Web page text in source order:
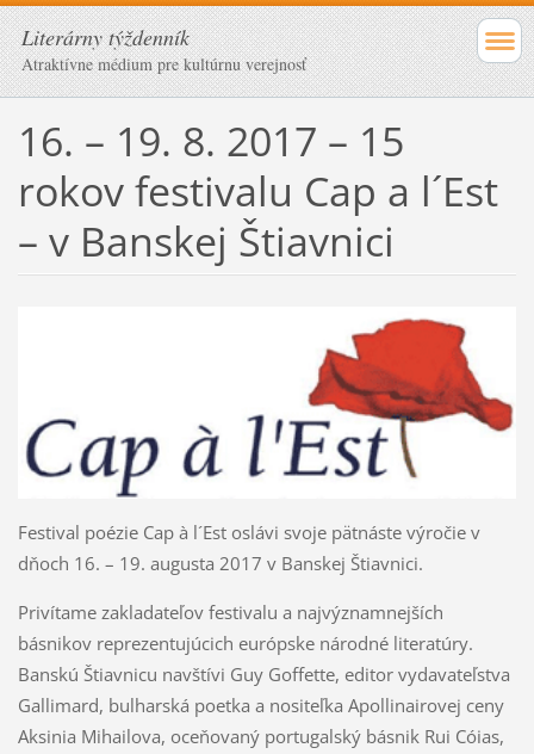
Literárny týždenník
Atraktívne médium pre kultúrnu verejnosť
16. – 19. 8. 2017 – 15
rokov festivalu Cap a l´Est
– v Banskej Štiavnici
Festival poézie Cap à l´Est oslávi svoje pätnáste výročie v
dňoch 16. – 19. augusta 2017 v Banskej Štiavnici.
Privítame zakladateľov festivalu a najvýznamnejších
básnikov reprezentujúcich európske národné literatúry.
Banskú Štiavnicu navštívi Guy Goffette, editor vydavateľstva
Gallimard, bulharská poetka a nositeľka Apollinairovej ceny
Aksinia Mihailova, oceňovaný portugalský básnik Rui Cóias,